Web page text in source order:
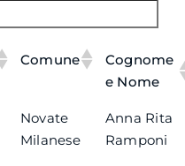
Comune
Cognome
e Nome
Novate
Milanese
Anna Rita
Ramponi